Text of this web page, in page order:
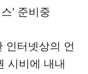
' 준비중
인터넷상의 언
시비에 내내